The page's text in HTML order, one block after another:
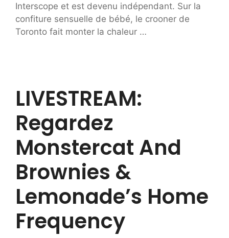
Interscope et est devenu indépendant. Sur la
confiture sensuelle de bébé, le crooner de
Toronto fait monter la chaleur …
LIVESTREAM:
Regardez
Monstercat And
Brownies &
Lemonade’s Home
Frequency